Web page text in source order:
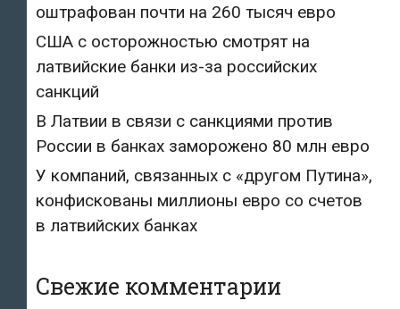
оштрафован почти на 260 тысяч евро
США с осторожностью смотрят на
латвийские банки из-за российских
санкций
В Латвии в связи с санкциями против
России в банках заморожено 80 млн евро
У компаний, связанных с «другом Путина»,
конфискованы миллионы евро со счетов
в латвийских банках
Свежие комментарии